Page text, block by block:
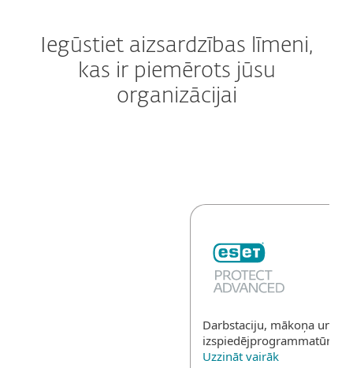
Iegūstiet aizsardzības līmeni,
kas ir piemērots jūsu
organizācijai
Darbstaciju, mākoņa un
izspiedējprogrammatūras
Uzzināt vairāk